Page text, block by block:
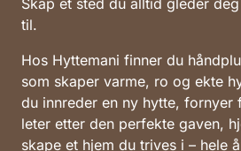
til.
Hos Hyttemani finner du
som skaper varme, ro og ekte
du innreder en ny hytte, fornyer
leter etter den perfekte gaven,
skape et hjem du trives i – hele